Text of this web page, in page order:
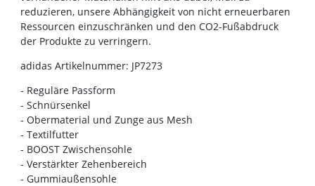
reduzieren, unsere Abhängigkeit von nicht erneuerbaren
Ressourcen einzuschränken und den CO2-Fußabdruck
der Produkte zu verringern.
adidas Artikelnummer: JP7273
- Reguläre Passform
- Schnürsenkel
- Obermaterial und Zunge aus Mesh
- Textilfutter
- BOOST Zwischensohle
- Verstärkter Zehenbereich
- Gummiaußensohle